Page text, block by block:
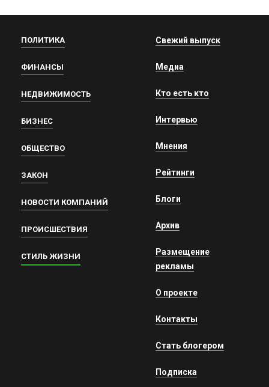
ПОЛИТИКА
ФИНАНСЫ
НЕДВИЖИМОСТЬ
БИЗНЕС
ОБЩЕСТВО
ЗАКОН
НОВОСТИ КОМПАНИЙ
ПРОИСШЕСТВИЯ
СТИЛЬ ЖИЗНИ
Свежий выпуск
Медиа
Кто есть кто
Интервью
Мнения
Рейтинги
Блоги
Архив
Размещение
рекламы
О проекте
Контакты
Стать блогером
Подписка